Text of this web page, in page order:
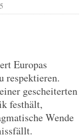
Europas
respektieren.
gescheiterten
festhält,
Wende